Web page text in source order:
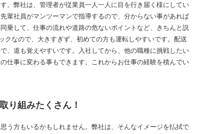
。弊社は、管理者が従業員一人一人に目を行き届く様にしてい
輩社員がマンツーマンで指導するので、分からない事があれば
乗して、仕事の流れや道路の危ないポイントなど、きちんと説
なので、大きすぎず、初めての方も運転しやすいです。配送
、道も覚えやすいです。入社してから、他の職種に挑戦したい
仕事に変わる事もできます。これからお仕事の経験を積んでい
り組みたくさん！
う方もいるかもしれません。弊社は、そんなイメージを払拭で